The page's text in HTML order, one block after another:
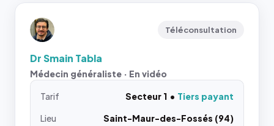
Téléconsultation
Dr Smain Tabla
Médecin généraliste · En vidéo
Tarif Secteur 1
Tiers payant
Lieu
Saint-Maur-des-Fossés (94)